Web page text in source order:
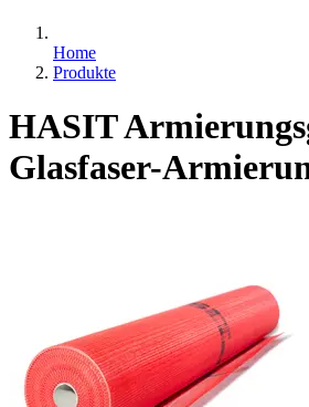
Home
Produkte
HASIT
Glasfaser-